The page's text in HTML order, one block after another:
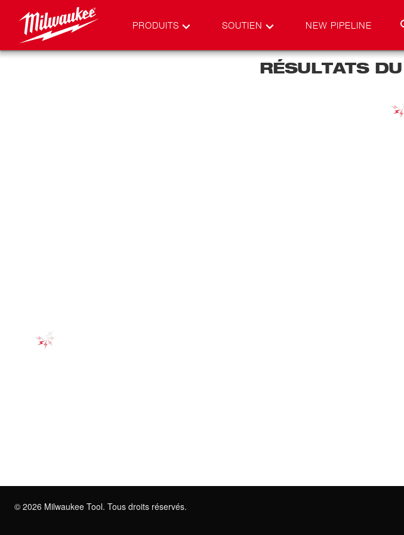
PRODUITS SOUTIEN NEW PIPELINE
RÉSULTATS
© 2026 Milwaukee Tool. Tous droits réservés.